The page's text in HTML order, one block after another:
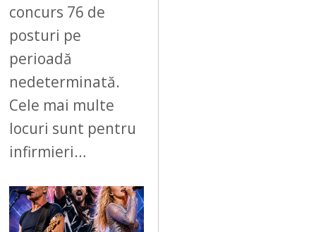
concurs 76 de
posturi pe
perioadă
nedeterminată.
Cele mai multe
locuri sunt pentru
infirmieri…